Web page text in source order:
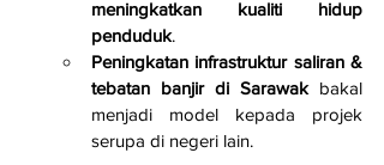
meningkatkan kualiti hidup
penduduk.
Peningkatan infrastruktur saliran &
tebatan banjir di Sarawak bakal
menjadi model kepada projek
serupa di negeri lain.